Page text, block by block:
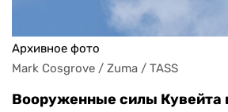
Архивное фото
Mark Cosgrove / Zuma / TASS
Вооруженные силы Кувейта